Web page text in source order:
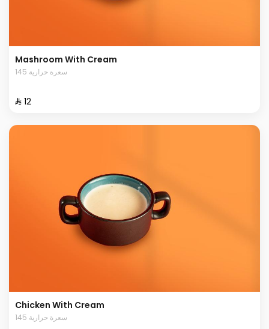
Mashroom With Cream
145 سعرة حرارية
⁨⁦‪‬ 12⁩
Chicken With Cream
145 سعرة حرارية